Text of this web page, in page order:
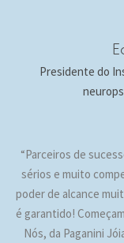
Presidente do
“Parceiros de
sérios e muito
poder de alcance
é garantido!
Nós, da Paganini